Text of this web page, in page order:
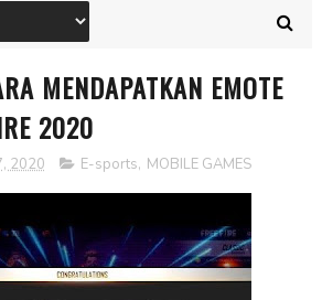
MENDAPATKAN EMOTE
2020
2020 E-sports, MOBILE GAMES